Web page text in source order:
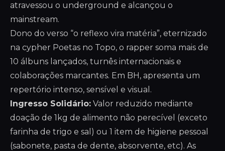
atravessou o underground e alcançou o
mainstream.
Dono do verso “o reflexo vira matéria”, eternizado
na cypher Poetas no Topo, o rapper soma mais de
10 álbuns lançados, turnês internacionais e
colaborações marcantes. Em BH, apresenta um
repertório intenso, sensível e visual.
Ingresso Solidário: Valor reduzido mediante
doação de 1kg de alimento não perecível (exceto
farinha de trigo e sal) ou 1 item de higiene pessoal
(sabonete, pasta de dente, absorvente, etc). As